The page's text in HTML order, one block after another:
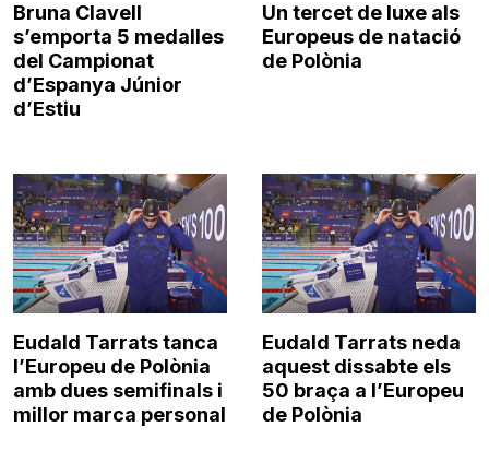
Bruna Clavell
s’emporta 5 medalles
del Campionat
d’Espanya Júnior
d’Estiu
Un tercet de luxe als
Europeus de natació
de Polònia
Eudald Tarrats tanca
l’Europeu de Polònia
amb dues semifinals i
millor marca personal
Eudald Tarrats neda
aquest dissabte els
50 braça a l’Europeu
de Polònia